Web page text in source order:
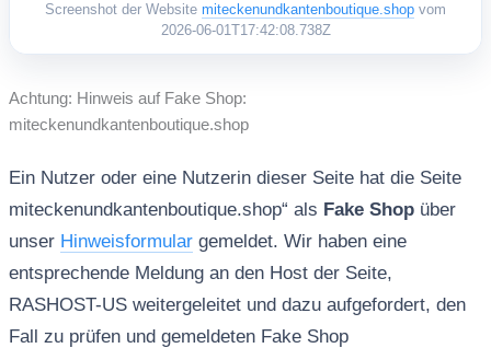
Screenshot der Website miteckenundkantenboutique.shop vom
2026-06-01T17:42:08.738Z
Achtung: Hinweis auf Fake Shop:
miteckenundkantenboutique.shop
Ein Nutzer oder eine Nutzerin dieser Seite hat die Seite
miteckenundkantenboutique.shop“ als Fake Shopüber
unser Hinweisformulargemeldet. Wir haben eine
entsprechende Meldung an den Host der Seite,
RASHOST-US weitergeleitet und dazu aufgefordert, den
Fall zu prüfen und gemeldeten Fake Shop